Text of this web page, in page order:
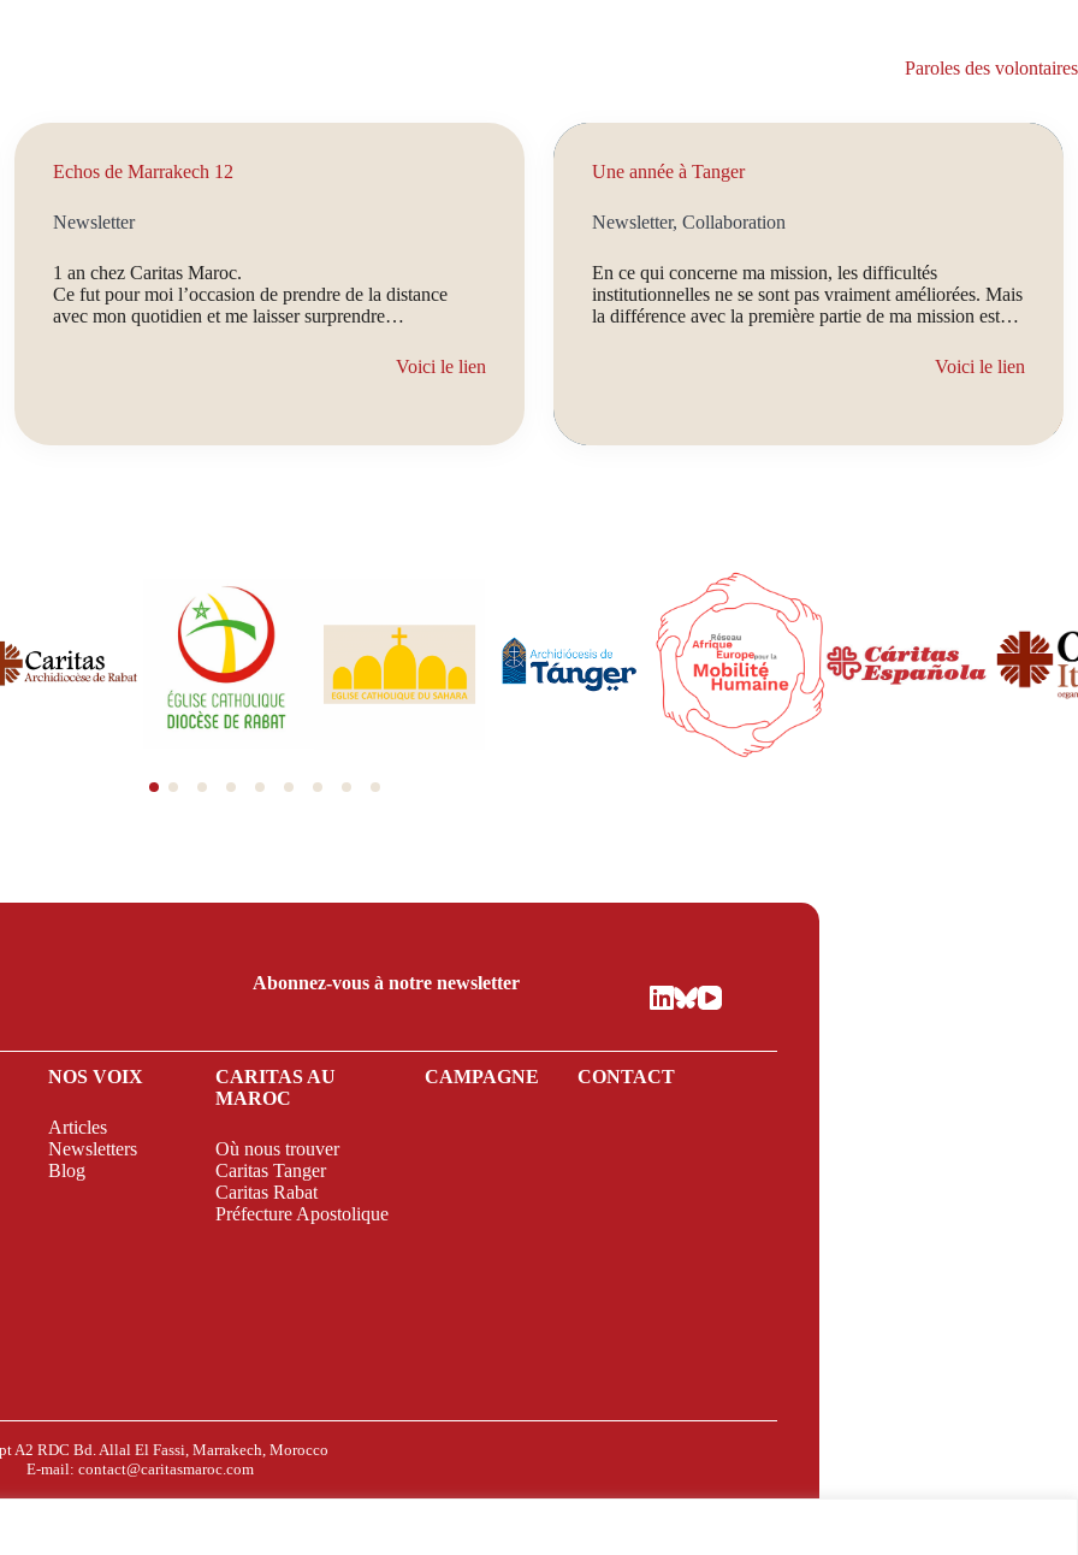
Paroles des volontaires
Echos de Marrakech 12
Newsletter
1 an chez Caritas Maroc.
Ce fut pour moi l’occasion de prendre de la distance
avec mon quotidien et me laisser surprendre…
Voici le lien
Une année à Tanger
Newsletter, Collaboration
En ce qui concerne ma mission, les difficultés
institutionnelles ne se sont pas vraiment améliorées. Mais
la différence avec la première partie de ma mission est…
Voici le lien
Abonnez-vous à notre newsletter
NOS VOIX
Articles
Newsletters
Blog
CARITAS AU
MAROC
Où nous trouver
Caritas Tanger
Caritas Rabat
Préfecture Apostolique
CAMPAGNE CONTACT
A2 RDC Bd. Allal El Fassi, Marrakech, Morocco
E-mail: contact@caritasmaroc.com